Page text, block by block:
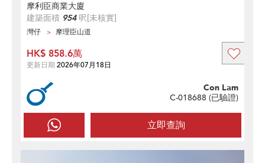
摩利臣商業大廈
建築面積 954呎[未核實]
灣仔 摩理臣山道
立即查詢
Con Lam
C-018688 (已驗證)
HK$ 858.6萬
更新日期 2026年07月18日